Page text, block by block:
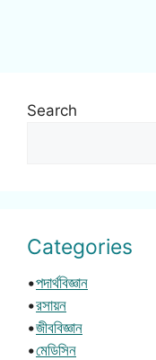
Search
Categories
•পদার্থবিজ্ঞান
•রসায়ন
•জীববিজ্ঞান
•মেডিসিন